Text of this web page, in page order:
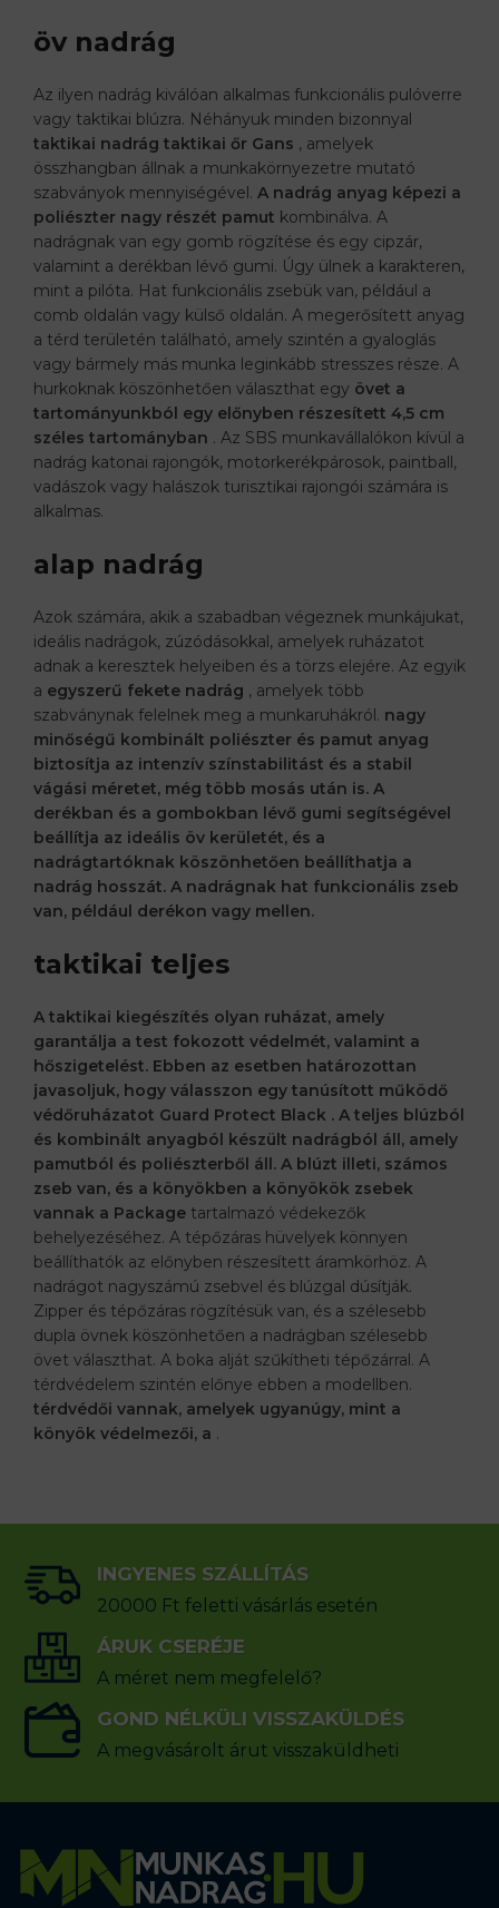
öv nadrág
Az ilyen nadrág kiválóan alkalmas funkcionális pulóverre
vagy taktikai blúzra. Néhányuk minden bizonnyal
taktikai nadrág taktikai őr Gans , amelyek
összhangban állnak a munkakörnyezetre mutató
szabványok mennyiségével. A nadrág anyag képezi a
poliészter nagy részét pamut kombinálva. A
nadrágnak van egy gomb rögzítése és egy cipzár,
valamint a derékban lévő gumi. Úgy ülnek a karakteren,
mint a pilóta. Hat funkcionális zsebük van, például a
comb oldalán vagy külső oldalán. A megerősített anyag
a térd területén található, amely szintén a gyaloglás
vagy bármely más munka leginkább stresszes része. A
hurkoknak köszönhetően választhat egy övet a
tartományunkból egy előnyben részesített 4,5 cm
széles tartományban . Az SBS munkavállalókon kívül a
nadrág katonai rajongók, motorkerékpárosok, paintball,
vadászok vagy halászok turisztikai rajongói számára is
alkalmas.
alap nadrág
Azok számára, akik a szabadban végeznek munkájukat,
ideális nadrágok, zúzódásokkal, amelyek ruházatot
adnak a keresztek helyeiben és a törzs elejére. Az egyik
a egyszerű fekete nadrág , amelyek több
szabványnak felelnek meg a munkaruhákról. nagy
minőségű kombinált poliészter és pamut anyag
biztosítja az intenzív színstabilitást és a stabil
vágási méretet, még több mosás után is. A
derékban és a gombokban lévő gumi segítségével
beállítja az ideális öv kerületét, és a
nadrágtartóknak köszönhetően beállíthatja a
nadrág hosszát. A nadrágnak hat funkcionális zseb
van, például derékon vagy mellen.
taktikai teljes
A taktikai kiegészítés olyan ruházat, amely
garantálja a test fokozott védelmét, valamint a
hőszigetelést. Ebben az esetben határozottan
javasoljuk, hogy válasszon egy tanúsított működő
védőruházatot Guard Protect Black . A teljes blúzból
és kombinált anyagból készült nadrágból áll, amely
pamutból és poliészterből áll. A blúzt illeti, számos
zseb van, és a könyökben a könyökök zsebek
vannak a Package tartalmazó védekezők
behelyezéséhez. A tépőzáras hüvelyek könnyen
beállíthatók az előnyben részesített áramkörhöz. A
nadrágot nagyszámú zsebvel és blúzgal dúsítják.
Zipper és tépőzáras rögzítésük van, és a szélesebb
dupla övnek köszönhetően a nadrágban szélesebb
övet választhat. A boka alját szűkítheti tépőzárral. A
térdvédelem szintén előnye ebben a modellben.
térdvédői vannak, amelyek ugyanúgy, mint a
könyök védelmezői, a .
INGYENES SZÁLLÍTÁS
20000 Ft feletti vásárlás esetén
ÁRUK CSERÉJE
A méret nem megfelelő?
GOND NÉLKÜLI VISSZAKÜLDÉS
A megvásárolt árut visszaküldheti